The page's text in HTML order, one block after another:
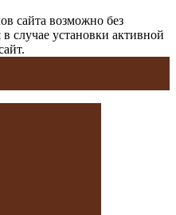
сайта возможно без
случае установки активной